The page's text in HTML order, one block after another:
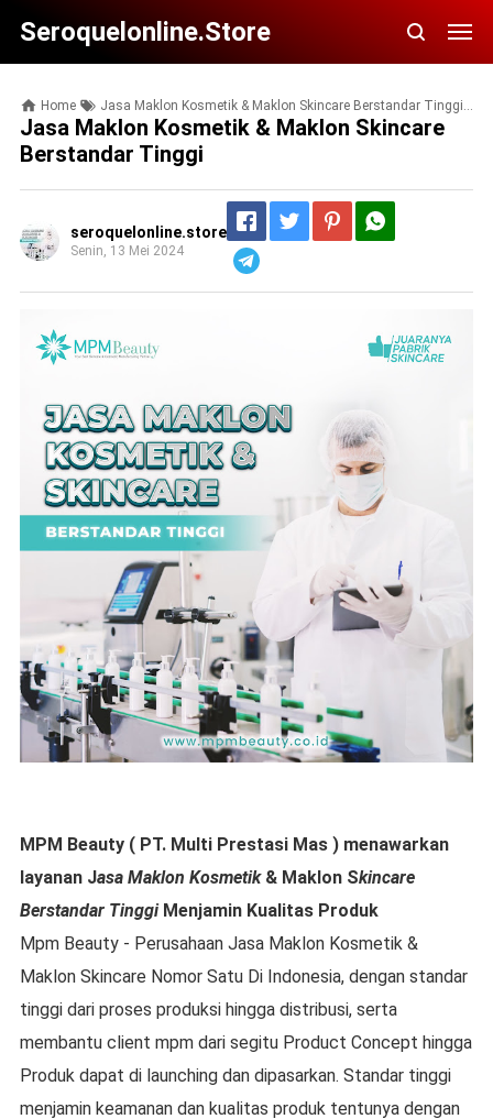
Seroquelonline.store
Home Jasa Maklon Kosmetik & Maklon Skincare Berstandar Tinggi
Jasa Maklon Kosmetik & Maklon Skincare
Berstandar Tinggi
seroquelonline.store
Senin, 13 Mei 2024
MPM Beauty ( PT. Multi Prestasi Mas ) menawarkan
layanan Jasa Maklon Kosmetik& Maklon Skincare
Berstandar TinggiMenjamin Kualitas Produk
Mpm Beauty - Perusahaan Jasa Maklon Kosmetik &
Maklon Skincare Nomor Satu Di Indonesia, dengan standar
tinggi dari proses produksi hingga distribusi, serta
membantu client mpm dari segitu Product Concept hingga
Produk dapat di launching dan dipasarkan. Standar tinggi
menjamin keamanan dan kualitas produk tentunya dengan